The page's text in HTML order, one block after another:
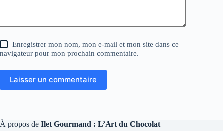
Enregistrer mon nom, mon e-mail et mon site dans ce
navigateur pour mon prochain commentaire.
Laisser un commentaire
À propos de Ilet Gourmand : L’Art du Chocolat